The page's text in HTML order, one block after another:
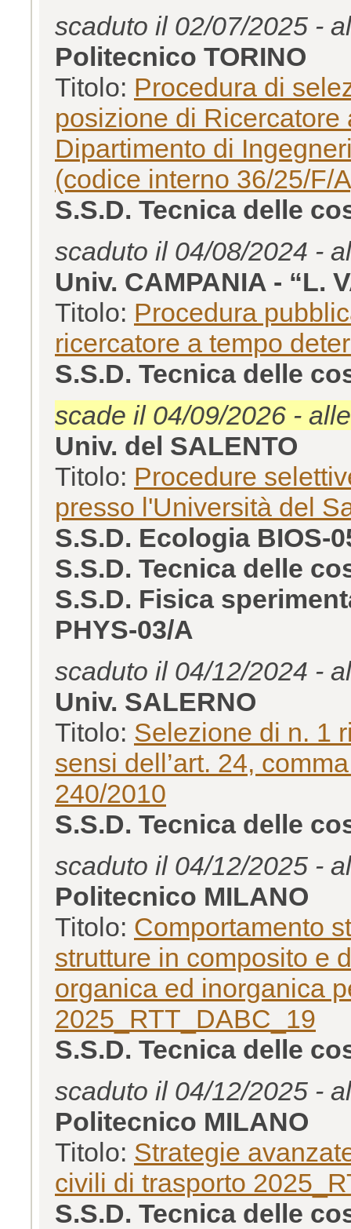
scaduto il 02/07/2025 -
Politecnico TORINO
Titolo: Procedura di
posizione di
Dipartimento di
(codice interno 36/25/F/
S.S.D. Tecnica delle
scaduto il 04/08/2024 -
Univ. CAMPANIA - “L.
Titolo: Procedura
ricercatore a tempo
S.S.D. Tecnica delle
scade il 04/09/2026 -
Univ. del SALENTO
Titolo: Procedure
presso l'Università del
S.S.D. Ecologia BIOS-
S.S.D. Tecnica delle
S.S.D. Fisica
PHYS-03/A
scaduto il 04/12/2024 -
Univ. SALERNO
Titolo: Selezione di n. 1
sensi dell’art. 24,
240/2010
S.S.D. Tecnica delle
scaduto il 04/12/2025 -
Politecnico MILANO
Titolo: Comportamento
strutture in composito e
organica ed inorganica
2025_RTT_DABC_19
S.S.D. Tecnica delle
scaduto il 04/12/2025 -
Politecnico MILANO
Titolo: Strategie
civili di trasporto
S.S.D. Tecnica delle